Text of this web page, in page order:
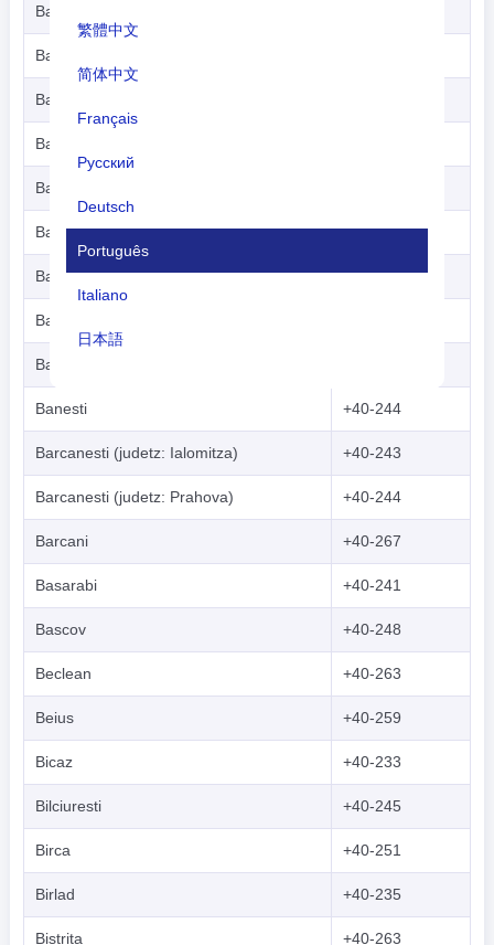
繁體中文
简体中文
Français
Русский
Deutsch
Português
Italiano
日本語
tiếng Việt
한국어
Baicoi
Baiculesti
Baile Felix
Baile Govora
Baile Herculane
Baile Olanesti +40-250
Bailesti +40-251
Bals
Baneasa
Banesti +40-244
Barcanesti (judetz: Ialomitza) +40-243
Barcanesti (judetz: Prahova) +40-244
Barcani +40-267
Basarabi +40-241
Bascov +40-248
Beclean +40-263
Beius +40-259
Bicaz +40-233
Bilciuresti +40-245
Birca +40-251
Birlad +40-235
Bistrita +40-263